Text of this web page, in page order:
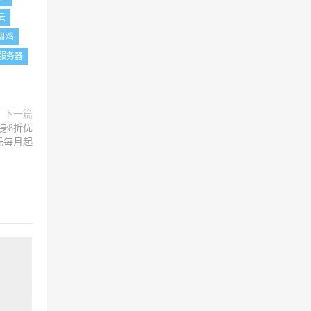
鸡
务器
下一篇
8折优
每月起